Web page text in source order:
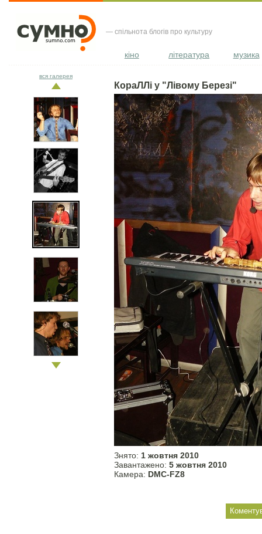
— спільнота блогів про культуру
кіно література музика
КораЛЛі у "Лівому Березі"
Знято: 1 жовтня 2010
Завантажено: 5 жовтня 2010
Камера: DMC-FZ8
вся галерея